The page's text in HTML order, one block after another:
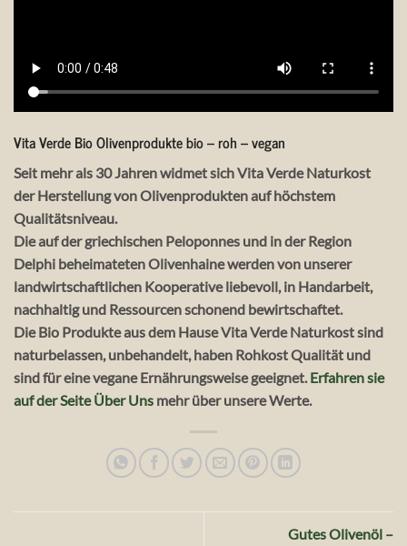
Vita Verde Bio Olivenprodukte bio – roh – vegan
Seit mehr als 30 Jahren widmet sich Vita Verde Naturkost
der Herstellung von Olivenprodukten auf höchstem
Qualitätsniveau.
Die auf der griechischen Peloponnes und in der Region
Delphi beheimateten Olivenhaine werden von unserer
landwirtschaftlichen Kooperative liebevoll, in Handarbeit,
nachhaltig und Ressourcen schonend bewirtschaftet.
Die Bio Produkte aus dem Hause Vita Verde Naturkost sind
naturbelassen, unbehandelt, haben Rohkost Qualität und
sind für eine vegane Ernährungsweise geeignet.Erfahren sie
auf der Seite Über Uns mehr über unsere Werte.
Gutes Olivenöl –